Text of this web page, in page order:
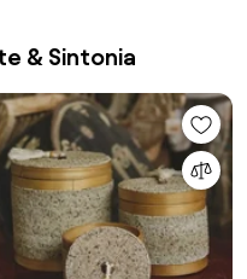
& Sintonia